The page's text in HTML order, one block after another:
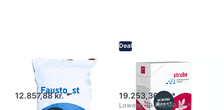
Solsikker –
Fausto_st
12.857,88 kr. *
Deal
Sukkerroer - ST
Odenso
19.253,36 kr. *
Lowest:19.735,99 kr. *